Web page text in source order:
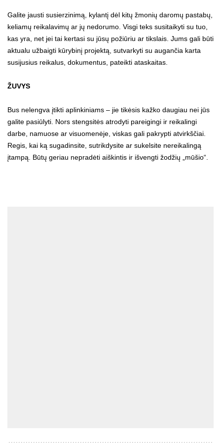
Galite jausti susierzinimą, kylantį dėl kitų žmonių daromų pastabų,
keliamų reikalavimų ar jų nedorumo. Visgi teks susitaikyti su tuo,
kas yra, net jei tai kertasi su jūsų požiūriu ar tikslais. Jums gali būti
aktualu užbaigti kūrybinį projektą, sutvarkyti su augančia karta
susijusius reikalus, dokumentus, pateikti ataskaitas.
ŽUVYS
Bus nelengva įtikti aplinkiniams – jie tikėsis kažko daugiau nei jūs
galite pasiūlyti. Nors stengsitės atrodyti pareigingi ir reikalingi
darbe, namuose ar visuomenėje, viskas gali pakrypti atvirkščiai.
Regis, kai ką sugadinsite, sutrikdysite ar sukelsite nereikalingą
įtampą. Būtų geriau nepradėti aiškintis ir išvengti žodžių „mūšio“.